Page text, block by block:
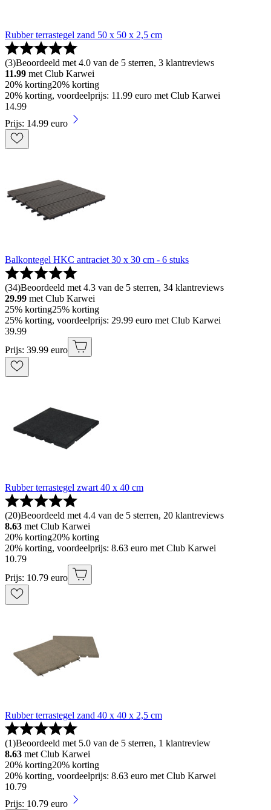
Rubber terrastegel zand 50 x 50 x 2,5 cm
(3)Beoordeeld met 4.0 van de 5 sterren, 3 klantreviews
11.99 met Club Karwei
20% korting20% korting
20% korting, voordeelprijs: 11.99 euro met Club Karwei
14.99
Prijs: 14.99 euro
Balkontegel HKC antraciet 30 x 30 cm - 6 stuks
(34)Beoordeeld met 4.3 van de 5 sterren, 34 klantreviews
29.99 met Club Karwei
25% korting25% korting
25% korting, voordeelprijs: 29.99 euro met Club Karwei
39.99
Prijs: 39.99 euro
Rubber terrastegel zwart 40 x 40 cm
(20)Beoordeeld met 4.4 van de 5 sterren, 20 klantreviews
8.63 met Club Karwei
20% korting20% korting
20% korting, voordeelprijs: 8.63 euro met Club Karwei
10.79
Prijs: 10.79 euro
Rubber terrastegel zand 40 x 40 x 2,5 cm
(1)Beoordeeld met 5.0 van de 5 sterren, 1 klantreview
8.63 met Club Karwei
20% korting20% korting
20% korting, voordeelprijs: 8.63 euro met Club Karwei
10.79
Prijs: 10.79 euro